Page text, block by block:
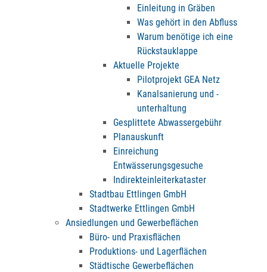
Einleitung in Gräben
Was gehört in den Abfluss
Warum benötige ich eine
Rückstauklappe
Aktuelle Projekte
Pilotprojekt GEA Netz
Kanalsanierung und -
unterhaltung
Gesplittete Abwassergebühr
Planauskunft
Einreichung
Entwässerungsgesuche
Indirekteinleiterkataster
Stadtbau Ettlingen GmbH
Stadtwerke Ettlingen GmbH
Ansiedlungen und Gewerbeflächen
Büro- und Praxisflächen
Produktions- und Lagerflächen
Städtische Gewerbeflächen